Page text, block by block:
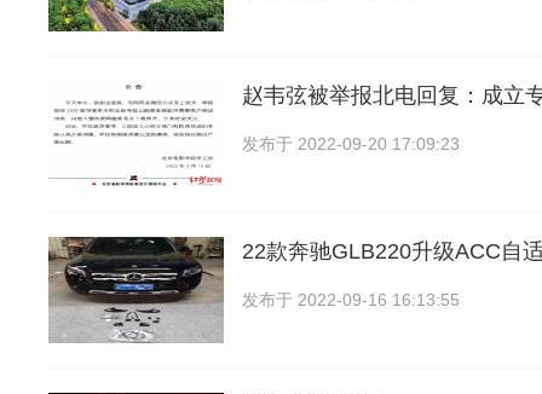
赵韦弦被举报北电回复：成立
发布于 2022-09-20 17:09:23
22款奔驰GLB220升级ACC自
发布于 2022-09-16 16:13:55